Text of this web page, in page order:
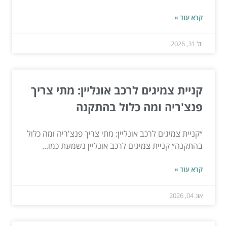
קרא עוד »
יול 31, 2026
קניית צמיגים לרכב אונליין: מתי צריך
פנצ'ריה ומה כלול בהתקנה
״קניית צמיגים לרכב אונליין: מתי צריך פנצ'ריה ומה כלול
בהתקנה״ קניית צמיגים לרכב אונליין נשמעת כמו...
קרא עוד »
אוג 04, 2026